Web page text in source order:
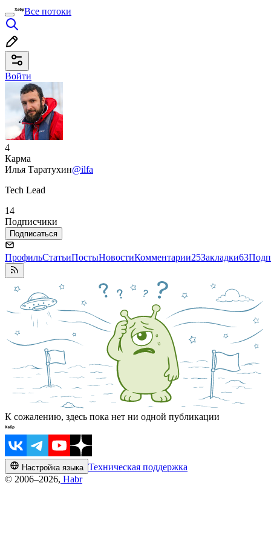
Все потоки
Войти
4
Карма
Илья Таратухин@ilfa
Tech Lead
14
Подписчики
Подписаться
ПрофильСтатьиПостыНовостиКомментарии25Закладки63
К сожалению, здесь пока нет ни одной публикации
Настройка языка Техническая поддержка
© 2006–2026, Habr